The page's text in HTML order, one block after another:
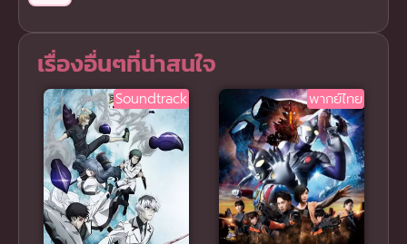
เรื่องอื่นๆที่น่าสนใจ
Soundtrack พากย์ไทย